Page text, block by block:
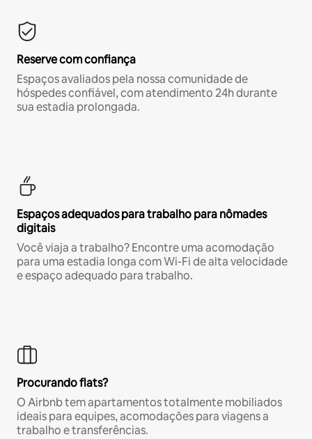
Reserve com confiança
Espaços avaliados pela nossa comunidade de
hóspedes confiável, com atendimento 24h durante
sua estadia prolongada.
Espaços adequados para trabalho para nômades
digitais
Você viaja a trabalho? Encontre uma acomodação
para uma estadia longa com Wi-Fi de alta velocidade
e espaço adequado para trabalho.
Procurando flats?
O Airbnb tem apartamentos totalmente mobiliados
ideais para equipes, acomodações para viagens a
trabalho e transferências.